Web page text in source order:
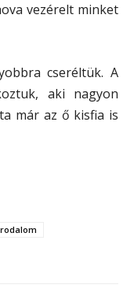
vezérelt minket
cseréltük. A
aki nagyon
már az ő kisfia is